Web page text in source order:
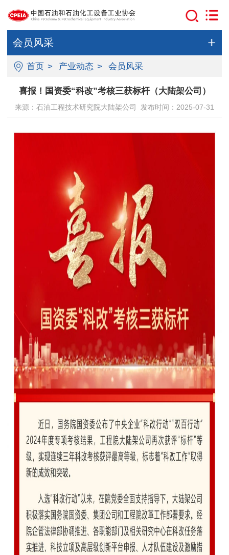
会员风采
首页 > 产业动态 > 会员风采
喜报！国资委“科改”考核三获标杆（大陆架公司）
来源：石油工程技术研究院大陆架公司 发布时间：2025-07-31